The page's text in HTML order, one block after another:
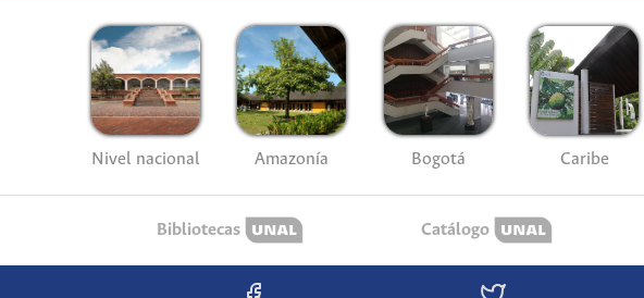
Nivel nacional Amazonía Bogotá Caribe
Bibliotecas Catálogo